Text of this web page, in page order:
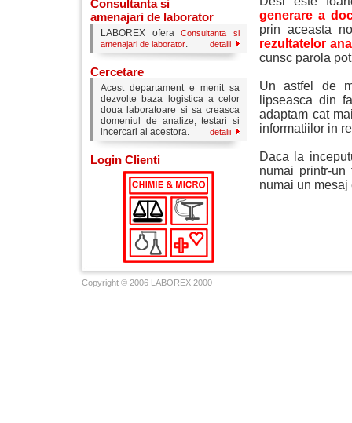
Consultanta si
amenajari de laborator
LABOREX oferaConsultanta si
amenajari de laborator. detalii
Cercetare
Acest departament e menit sa
dezvolte baza logistica a celor
doua laboratoare si sa creasca
domeniul de analize, testari si
incercari al acestora.
detalii
Login Clienti
generare a
prin aceasta
rezultatelor
cunsc parola
Un astfel de
lipseasca din
adaptam cat
informatiilor in
Daca la
numai printr-
numai un mesaj
Copyright © 2006 LABOREX 2000